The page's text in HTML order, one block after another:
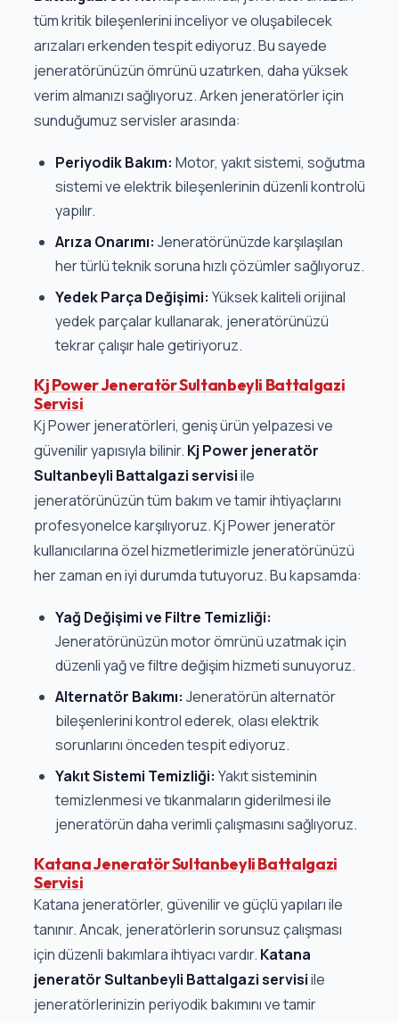
tüm kritik bileşenlerini inceliyor ve oluşabilecek
arızaları erkenden tespit ediyoruz. Bu sayede
jeneratörünüzün ömrünü uzatırken, daha yüksek
verim almanızı sağlıyoruz. Arken jeneratörler için
sunduğumuz servisler arasında:
Periyodik Bakım: Motor, yakıt sistemi, soğutma
sistemi ve elektrik bileşenlerinin düzenli kontrolü
yapılır.
Arıza Onarımı: Jeneratörünüzde karşılaşılan
her türlü teknik soruna hızlı çözümler sağlıyoruz.
Yedek Parça Değişimi: Yüksek kaliteli orijinal
yedek parçalar kullanarak, jeneratörünüzü
tekrar çalışır hale getiriyoruz.
Kj Power Jeneratör Sultanbeyli Battalgazi
Servisi
Kj Power jeneratörleri, geniş ürün yelpazesi ve
güvenilir yapısıyla bilinir. Kj Power jeneratör
Sultanbeyli Battalgazi servisiile
jeneratörünüzün tüm bakım ve tamir ihtiyaçlarını
profesyonelce karşılıyoruz. Kj Power jeneratör
kullanıcılarına özel hizmetlerimizle jeneratörünüzü
her zaman en iyi durumda tutuyoruz. Bu kapsamda:
Yağ Değişimi ve Filtre Temizliği:
Jeneratörünüzün motor ömrünü uzatmak için
düzenli yağ ve filtre değişim hizmeti sunuyoruz.
Alternatör Bakımı: Jeneratörün alternatör
bileşenlerini kontrol ederek, olası elektrik
sorunlarını önceden tespit ediyoruz.
Yakıt Sistemi Temizliği: Yakıt sisteminin
temizlenmesi ve tıkanmaların giderilmesi ile
jeneratörün daha verimli çalışmasını sağlıyoruz.
Katana Jeneratör Sultanbeyli Battalgazi
Servisi
Katana jeneratörler, güvenilir ve güçlü yapıları ile
tanınır. Ancak, jeneratörlerin sorunsuz çalışması
için düzenli bakımlara ihtiyacı vardır. Katana
jeneratör Sultanbeyli Battalgazi servisiile
jeneratörlerinizin periyodik bakımını ve tamir